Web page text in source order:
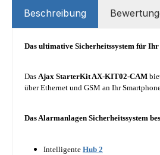
Beschreibung
Das ultimative Sicherheitssystem für Ihr
Das Ajax StarterKit AX-KIT02-CAM
über Ethernet und GSM an Ihr
Das Alarmanlagen Sicherheitssystem
Intelligente Hub 2